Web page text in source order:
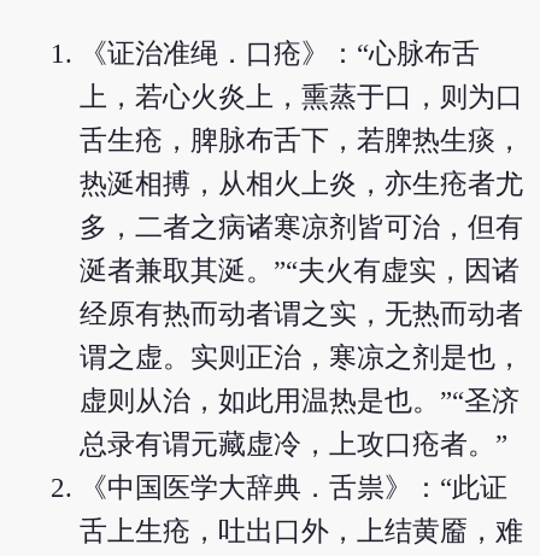
《证治准绳．口疮》：“心脉布舌
上，若心火炎上，熏蒸于口，则为口
舌生疮，脾脉布舌下，若脾热生痰，
热涎相搏，从相火上炎，亦生疮者尤
多，二者之病诸寒凉剂皆可治，但有
涎者兼取其涎。”“夫火有虚实，因诸
经原有热而动者谓之实，无热而动者
谓之虚。实则正治，寒凉之剂是也，
虚则从治，如此用温热是也。”“圣济
总录有谓元藏虚冷，上攻口疮者。”
《中国医学大辞典．舌祟》：“此证
舌上生疮，吐出口外，上结黄靥，难